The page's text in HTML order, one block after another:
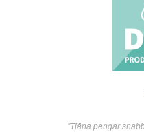
"Tjäna pengar